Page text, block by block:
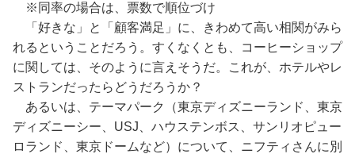
※同率の場合は、票数で順位づけ
「好きな」と「顧客満足」に、きわめて高い相関がみら
れるということだろう。すくなくとも、コーヒーショップ
に関しては、そのように言えそうだ。これが、ホテルやレ
ストランだったらどうだろうか？
あるいは、テーマパーク（東京ディズニーランド、東京
ディズニーシー、USJ、ハウステンボス、サンリオピュー
ロランド、東京ドームなど）について、ニフティさんに別